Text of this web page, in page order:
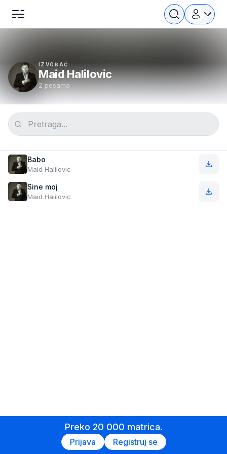
IZVOĐAČ
Maid Halilovic
2 pesama
Babo
Maid Halilovic
Sine moj
Maid Halilovic
Preko 20 000 matrica.
Prijava Registruj se